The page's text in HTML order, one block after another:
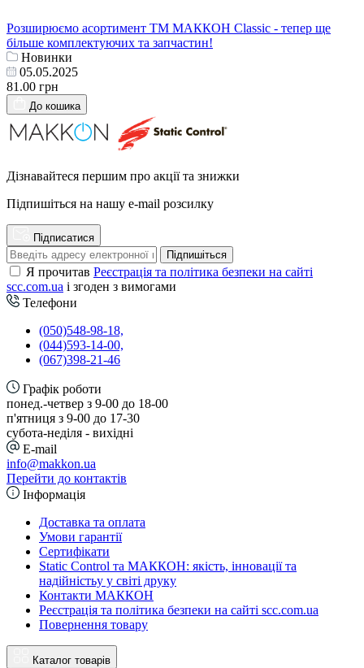
Розширюємо асортимент ТМ МАККОН Classic - тепер ще
більше комплектуючих та запчастин!
Новинки
05.05.2025
81.00 грн
До кошика
Дізнавайтеся першим про акції та знижки
Підпишіться на нашу e-mail розсилку
Підписатися
Підпишіться
Я прочитав Реєстрація та політика безпеки на сайті
scc.com.ua і згоден з вимогами
Телефони
(050)548-98-18,
(044)593-14-00,
(067)398-21-46
Графік роботи
понед.-четвер з 9-00 до 18-00
п'ятниця з 9-00 до 17-30
cубота-неділя - вихідні
E-mail
info@makkon.ua
Перейти до контактів
Інформація
Доставка та оплата
Умови гарантії
Сертифікати
Static Control та МАККОН: якість, інновації та
надійністьу у світі друку
Контакти МАККОН
Реєстрація та політика безпеки на сайті scc.com.ua
Повернення товару
Каталог товарів